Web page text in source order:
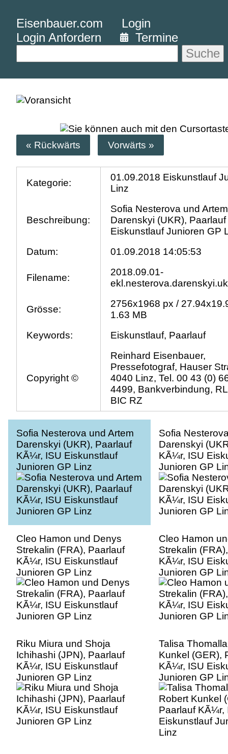
Eisenbauer.com
Login
Login Anfordern
Termine
Suche
« Rückwärts Vorwärts »
Kategorie:
01.09.2018 Eiskunstlauf
Linz
Beschreibung:
Sofia Nesterova und Artem
Darenskyi (UKR),
Eiskunstlauf Junioren GP
Datum:
01.09.2018 14:05:53
Filename:
2018.09.01-
Grösse:
2756x1968 px /
1.63 MB
Keywords:
Eiskunstlauf, Paarlauf
Copyright ©
Reinhard Eisenbauer,
Pressefotograf, Hauser
4040 Linz, Tel. 00 43 (0)
4499, Bankverbindung,
BIC RZ
Sofia Nesterova und Artem
Darenskyi (UKR), Paarlauf
KÃ¼r, ISU Eiskunstlauf
Junioren GP Linz
Sofia
Darenskyi
KÃ¼r, ISU
Junioren GP
Cleo Hamon und Denys
Strekalin (FRA), Paarlauf
KÃ¼r, ISU Eiskunstlauf
Junioren GP Linz
Cleo Hamon
Strekalin
KÃ¼r, ISU
Junioren GP
Riku Miura und Shoja
Ichihashi (JPN), Paarlauf
KÃ¼r, ISU Eiskunstlauf
Junioren GP Linz
Talisa
Kunkel (GER),
KÃ¼r, ISU
Junioren GP